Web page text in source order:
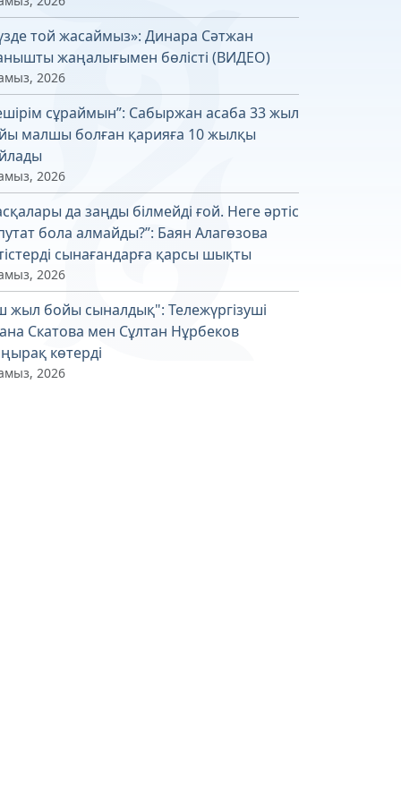
той жасаймыз»: Динара Сәтжан
жаңалығымен бөлісті (ВИДЕО)
2026
сұраймын”: Сабыржан асаба 33 жыл
малшы болған қарияға 10 жылқы
2026
да заңды білмейді ғой. Неге әртіс
бола алмайды?”: Баян Алагөзова
сынағандарға қарсы шықты
2026
жыл бойы сыналдық": Тележүргізуші
Скатова мен Сұлтан Нұрбеков
көтерді
2026